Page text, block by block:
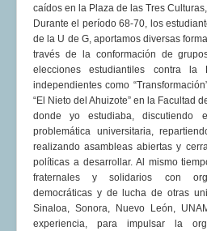
caídos en la Plaza de las Tres
Durante el período 68-70, los
de la U de G, aportamos diversas
través de la conformación de
elecciones estudiantiles contra la
independientes como
“El Nieto del Ahuizote” en la Facultad
donde yo estudiaba, discutiendo
problemática universitaria,
realizando asambleas abiertas y
políticas a desarrollar. Al mismo
fraternales y solidarios con
democráticas y de lucha de otras
Sinaloa, Sonora, Nuevo León,
experiencia, para impulsar la